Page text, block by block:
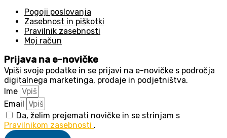
Pogoji poslovanja
Zasebnost in piškotki
Pravilnik zasebnosti
Moj račun
Prijava na e-novičke
Vpiši svoje podatke in se prijavi na e-novičke s področja
digitalnega marketinga, prodaje in podjetništva.
Ime
Email
Da, želim prejemati novičke in se strinjam s
Pravilnikom zasebnosti .